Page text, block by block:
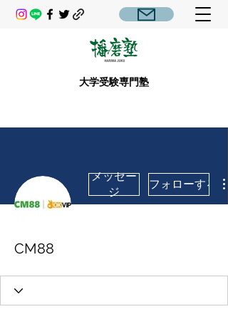
大学受験専門塾
メッセー
ジ
フォローする
CM88